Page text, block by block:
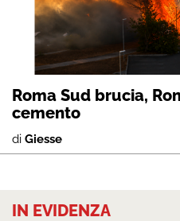
Roma Sud brucia,
cemento
di Giesse
IN EVIDENZA